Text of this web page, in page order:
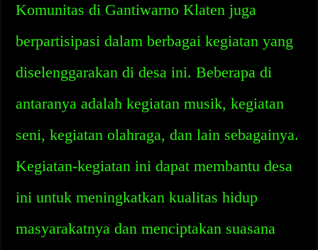
Komunitas di Gantiwarno Klaten juga
berpartisipasi dalam berbagai kegiatan yang
diselenggarakan di desa ini. Beberapa di
antaranya adalah kegiatan musik, kegiatan
seni, kegiatan olahraga, dan lain sebagainya.
Kegiatan-kegiatan ini dapat membantu desa
ini untuk meningkatkan kualitas hidup
masyarakatnya dan menciptakan suasana